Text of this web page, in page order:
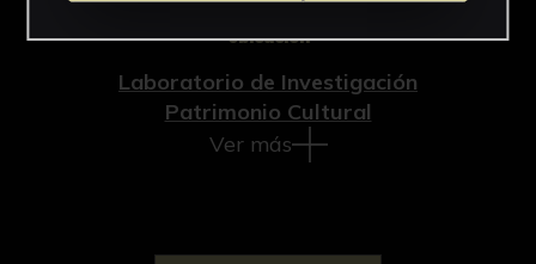
Ubicación
Laboratorio de Investigación
Patrimonio Cultural
Ver más